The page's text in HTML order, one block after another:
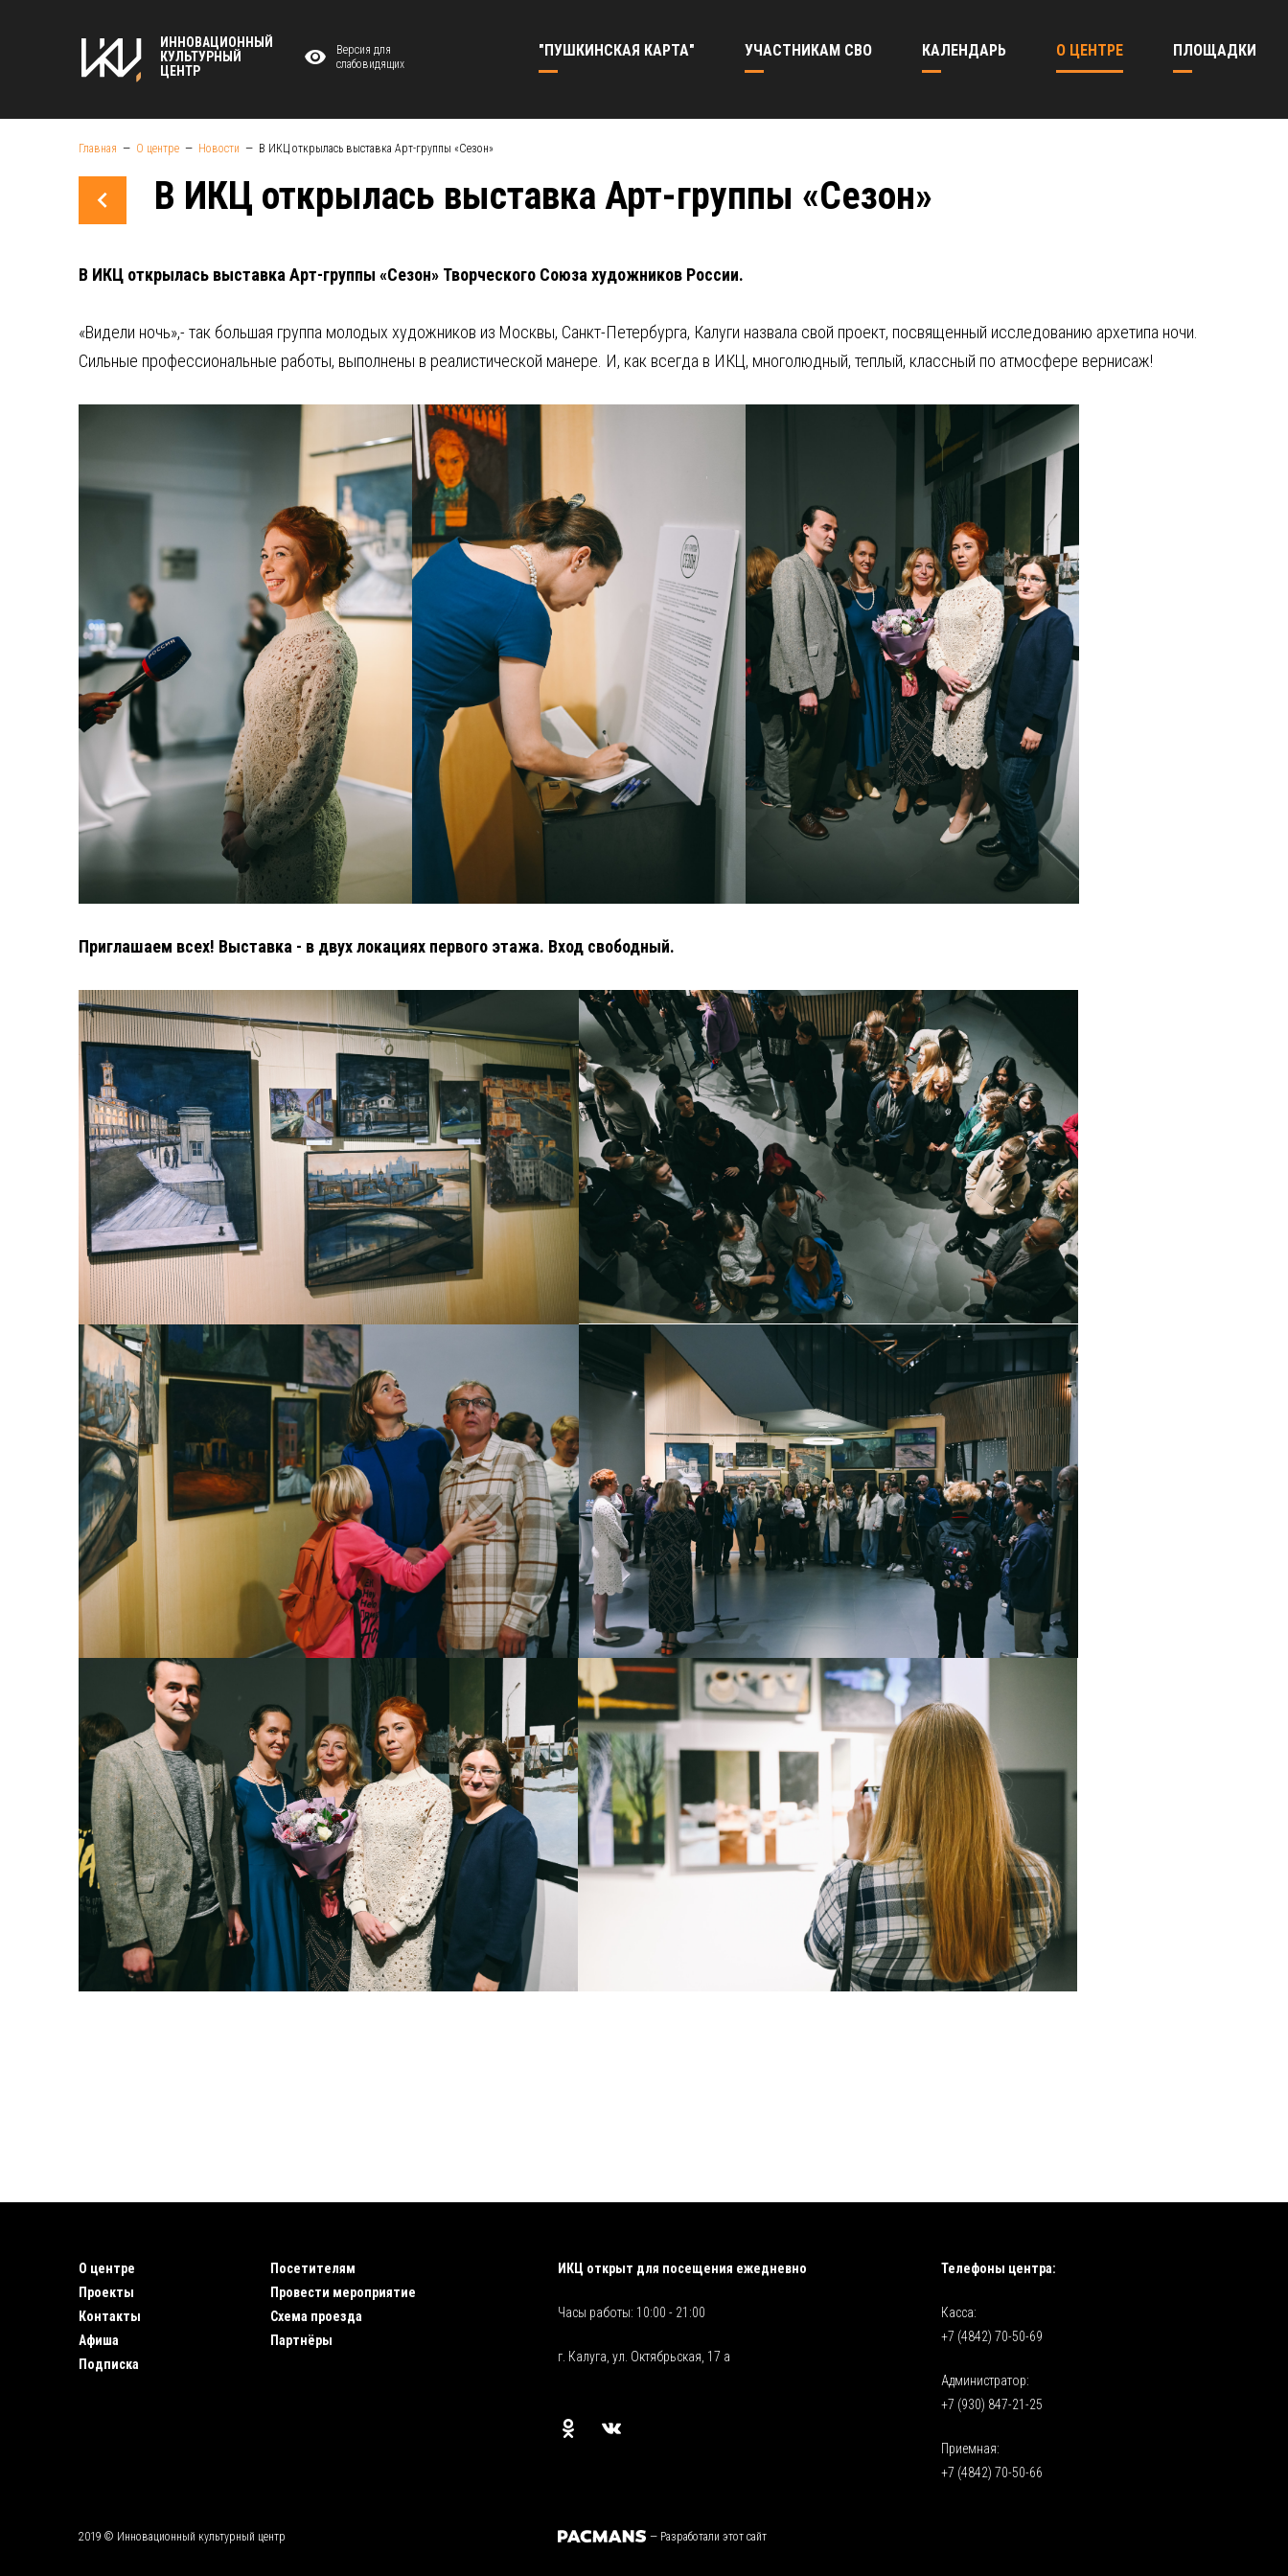
ИННОВАЦИОННЫЙ
КУЛЬТУРНЫЙ
ЦЕНТР
Версия для
слабовидящих
"ПУШКИНСКАЯ КАРТА" УЧАСТНИКАМ СВО КАЛЕНДАРЬ О ЦЕНТРЕ ПЛОЩАДКИ
Главная О центре Новости В ИКЦ открылась выставка Арт-группы «Сезон»
В ИКЦ открылась выставка Арт-группы «Сезон»
В ИКЦ открылась выставка Арт-группы «Сезон» Творческого Союза художников России.
«Видели ночь»,- так большая группа молодых художников из Москвы, Санкт-Петербурга, Калуги назвала свой проект, посвященный исследованию архетипа ночи.
Сильные профессиональные работы, выполнены в реалистической манере. И, как всегда в ИКЦ, многолюдный, теплый, классный по атмосфере вернисаж!
Приглашаем всех! Выставка - в двух локациях первого этажа. Вход свободный.
О центре
Проекты
Контакты
Афиша
Подписка
Посетителям
Провести мероприятие
Схема проезда
Партнёры
ИКЦ открыт для посещения ежедневно
Часы работы: 10:00 - 21:00
г. Калуга, ул. Октябрьская, 17 а
Телефоны центра:
Касса:
+7 (4842) 70-50-69
Администратор:
+7 (930) 847-21-25
Приемная:
+7 (4842) 70-50-66
2019 © Инновационный культурный центр — Разработали этот сайт